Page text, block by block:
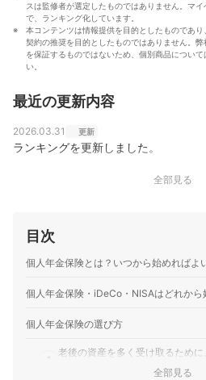
スは監修者が選定したものではありません。マ
で、ランキング化しています。
本コンテンツは情報提供を目的としたものであ
契約の推奨を目的としたものではありません。
を保証するものではないため、個別商品につい
い。
最近の更新内容
2026.03.31 更新
ランキングを更新しました。
全部見る
目次
個人年金保険とは？いつから始めればよ
個人年金保険・iDeCo・NISAはどれから
個人年金保険の選び方
1
老後の資産を多く受け取るため
全部見る